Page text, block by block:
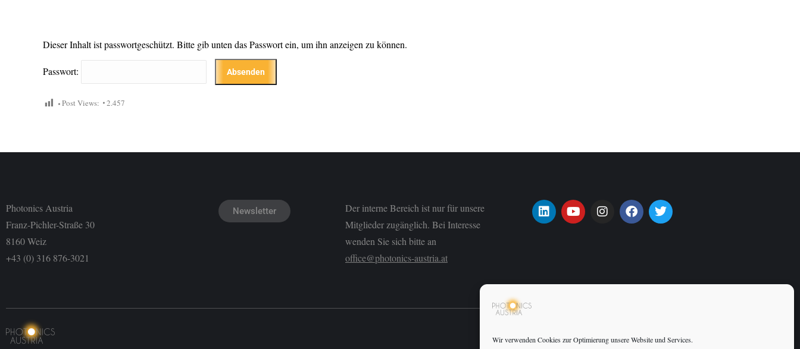
Wir verwenden Cookies zur Optimierung unsere Website und Services.
Dieser Inhalt ist passwortgeschützt. Bitte gib unten das Passwort ein, um ihn anzeigen zu können.
Passwort:
Post Views: 2.457
Photonics Austria
Franz-Pichler-Straße 30
8160 Weiz
+43 (0) 316 876-3021
Newsletter
Der interne Bereich ist nur für unsere
Mitglieder zugänglich. Bei Interesse
wenden Sie sich bitte an
office@photonics-austria.at